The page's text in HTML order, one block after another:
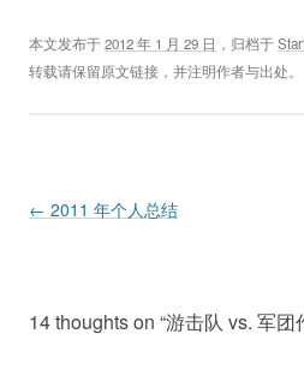
本文发布于2012 年 1 月 29 日 ，归档于
转载请保留原文链接，并注明作者与出处。
Post navigation
← 2011 年个人总结
14 thoughts on “游击队 vs. 军团